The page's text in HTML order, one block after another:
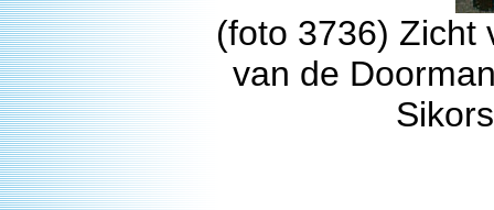
(foto 3736) Zicht
van de